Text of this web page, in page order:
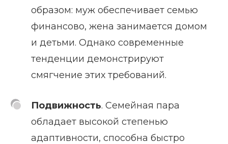
образом: муж обеспечивает семью
финансово, жена занимается домом
и детьми. Однако современные
тенденции демонстрируют
смягчение этих требований.
Подвижность. Семейная пара
обладает высокой степенью
адаптивности, способна быстро